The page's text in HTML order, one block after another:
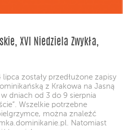
XVI Niedziela Zwykła,
zostały przedłużone zapisy
z Krakowa na Jasną
dniach od 3 do 9 sierpnia
Wszelkie potrzebne
można znaleźć
Natomiast